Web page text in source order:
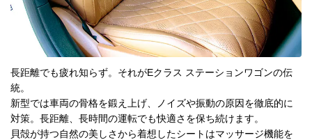
長距離でも疲れ知らず。それがEクラス ステーションワゴンの伝
統。
新型では車両の骨格を鍛え上げ、ノイズや振動の原因を徹底的に
対策。長距離、長時間の運転でも快適さを保ち続けます。
貝殻が持つ自然の美しさから着想したシートはマッサージ機能を